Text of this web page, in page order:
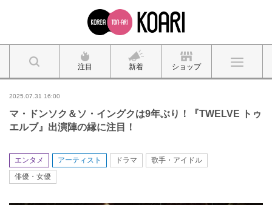
注目 新着 ショップ
2025.07.31 16:00
マ・ドンソク＆ソ・イングクは9年ぶり！『TWELVE トゥ
エルブ』出演陣の縁に注目！
エンタメ アーティスト ドラマ
歌手・アイドル
俳優・女優